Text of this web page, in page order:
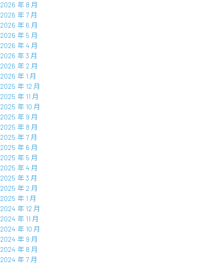
2026 年 8 月
2026 年 7 月
2026 年 6 月
2026 年 5 月
2026 年 4 月
2026 年 3 月
2026 年 2 月
2026 年 1 月
2025 年 12 月
2025 年 11 月
2025 年 10 月
2025 年 9 月
2025 年 8 月
2025 年 7 月
2025 年 6 月
2025 年 5 月
2025 年 4 月
2025 年 3 月
2025 年 2 月
2025 年 1 月
2024 年 12 月
2024 年 11 月
2024 年 10 月
2024 年 9 月
2024 年 8 月
2024 年 7 月